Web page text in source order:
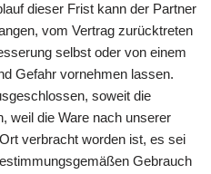
dieser Frist kann der Partner
vom Vertrag zurücktreten
selbst oder von einem
Gefahr vornehmen lassen.
soweit die
weil die Ware nach unserer
verbracht worden ist, es sei
Gebrauch